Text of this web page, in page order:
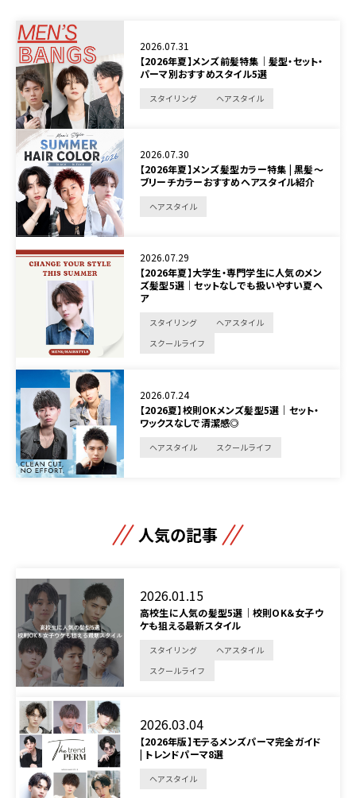
2026.07.31
【2026年夏】メンズ前髪特集｜髪型・セット・
パーマ別おすすめスタイル5選
スタイリング ヘアスタイル
2026.07.30
【2026年夏】メンズ髪型カラー特集 | 黒髪～
ブリーチカラーおすすめヘアスタイル紹介
ヘアスタイル
2026.07.29
【2026年夏】大学生・専門学生に人気のメン
ズ髪型5選｜セットなしでも扱いやすい夏ヘ
ア
スタイリング
ヘアスタイル
スクールライフ
2026.07.24
【2026夏】校則OKメンズ髪型5選｜セット・
ワックスなしで清潔感◎
ヘアスタイル スクールライフ
人気の記事
2026.01.15
高校生に人気の髪型5選｜校則OK＆女子ウ
ケも狙える最新スタイル
スタイリング
ヘアスタイル
スクールライフ
2026.03.04
【2026年版】モテるメンズパーマ完全ガイド
| トレンドパーマ8選
ヘアスタイル